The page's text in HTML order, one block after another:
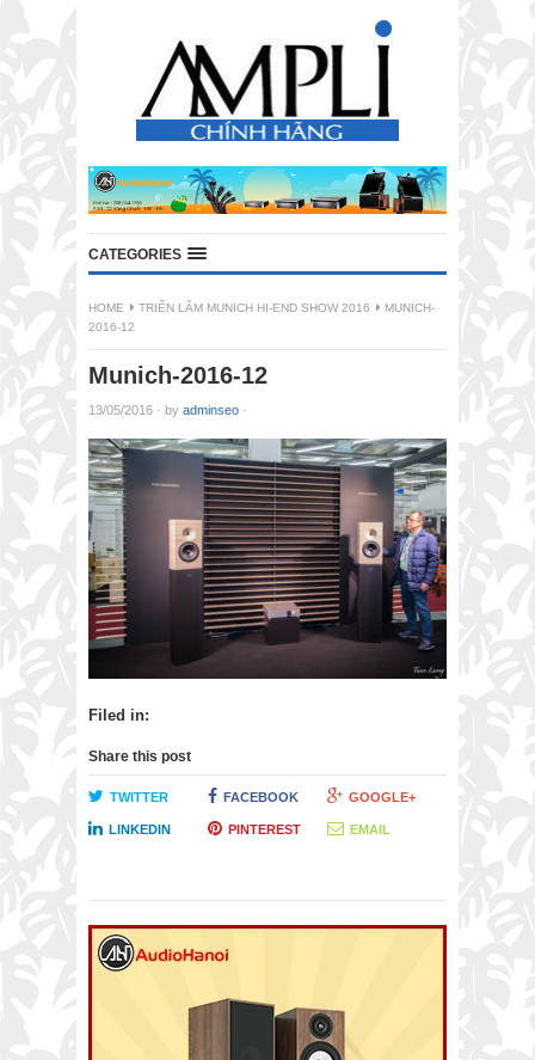
CATEGORIES
HOME TRIỂN LÃM MUNICH HI-END SHOW 2016
MUNICH-
2016-12
Munich-2016-12
13/05/2016 · by adminseo ·
Filed in:
Share this post
TWITTER FACEBOOK GOOGLE+
LINKEDIN PINTEREST EMAIL